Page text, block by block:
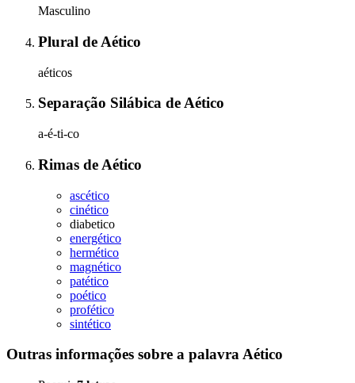
Masculino
Plural de Aético
aéticos
Separação Silábica deAético
a-é-ti-co
Rimas de Aético
ascético
cinético
diabetico
energético
hermético
magnético
patético
poético
profético
sintético
Outras informações sobre a palavraAético